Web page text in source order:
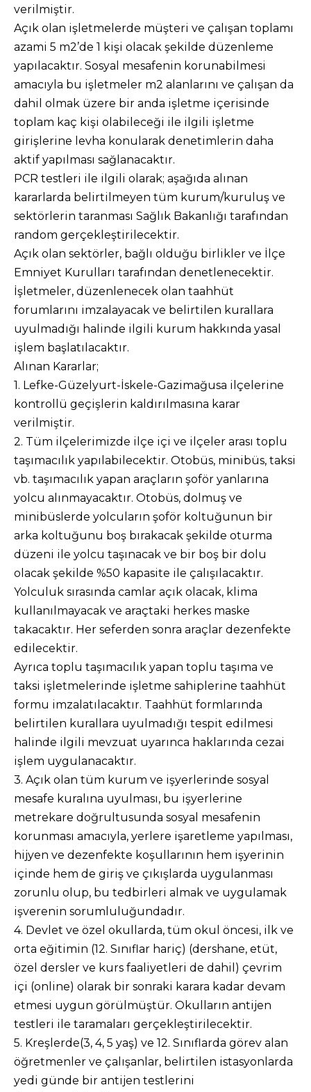
verilmiştir.
Açık olan işletmelerde müşteri ve çalışan toplamı
azami 5 m2’de 1 kişi olacak şekilde düzenleme
yapılacaktır. Sosyal mesafenin korunabilmesi
amacıyla bu işletmeler m2 alanlarını ve çalışan da
dahil olmak üzere bir anda işletme içerisinde
toplam kaç kişi olabileceği ile ilgili işletme
girişlerine levha konularak denetimlerin daha
aktif yapılması sağlanacaktır.
PCR testleri ile ilgili olarak; aşağıda alınan
kararlarda belirtilmeyen tüm kurum/kuruluş ve
sektörlerin taranması Sağlık Bakanlığı tarafından
random gerçekleştirilecektir.
Açık olan sektörler, bağlı olduğu birlikler ve İlçe
Emniyet Kurulları tarafından denetlenecektir.
İşletmeler, düzenlenecek olan taahhüt
forumlarını imzalayacak ve belirtilen kurallara
uyulmadığı halinde ilgili kurum hakkında yasal
işlem başlatılacaktır.
Alınan Kararlar;
1. Lefke-Güzelyurt-İskele-Gazimağusa ilçelerine
kontrollü geçişlerin kaldırılmasına karar
verilmiştir.
2. Tüm ilçelerimizde ilçe içi ve ilçeler arası toplu
taşımacılık yapılabilecektir. Otobüs, minibüs, taksi
vb. taşımacılık yapan araçların şoför yanlarına
yolcu alınmayacaktır. Otobüs, dolmuş ve
minibüslerde yolcuların şoför koltuğunun bir
arka koltuğunu boş bırakacak şekilde oturma
düzeni ile yolcu taşınacak ve bir boş bir dolu
olacak şekilde %50 kapasite ile çalışılacaktır.
Yolculuk sırasında camlar açık olacak, klima
kullanılmayacak ve araçtaki herkes maske
takacaktır. Her seferden sonra araçlar dezenfekte
edilecektir.
Ayrıca toplu taşımacılık yapan toplu taşıma ve
taksi işletmelerinde işletme sahiplerine taahhüt
formu imzalatılacaktır. Taahhüt formlarında
belirtilen kurallara uyulmadığı tespit edilmesi
halinde ilgili mevzuat uyarınca haklarında cezai
işlem uygulanacaktır.
3. Açık olan tüm kurum ve işyerlerinde sosyal
mesafe kuralına uyulması, bu işyerlerine
metrekare doğrultusunda sosyal mesafenin
korunması amacıyla, yerlere işaretleme yapılması,
hijyen ve dezenfekte koşullarının hem işyerinin
içinde hem de giriş ve çıkışlarda uygulanması
zorunlu olup, bu tedbirleri almak ve uygulamak
işverenin sorumluluğundadır.
4. Devlet ve özel okullarda, tüm okul öncesi, ilk ve
orta eğitimin (12. Sınıflar hariç) (dershane, etüt,
özel dersler ve kurs faaliyetleri de dahil) çevrim
içi (online) olarak bir sonraki karara kadar devam
etmesi uygun görülmüştür. Okulların antijen
testleri ile taramaları gerçekleştirilecektir.
5. Kreşlerde(3, 4, 5 yaş) ve 12. Sınıflarda görev alan
öğretmenler ve çalışanlar, belirtilen istasyonlarda
yedi günde bir antijen testlerini